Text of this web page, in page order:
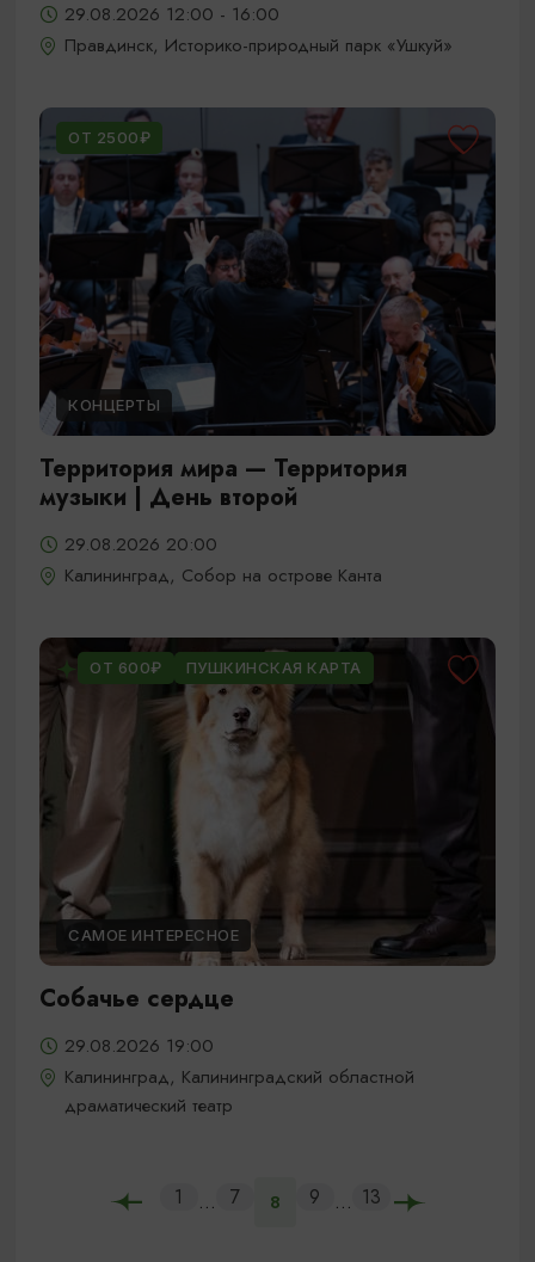
29.08.2026 12:00 - 16:00
Правдинск, Историко-природный парк «Ушкуй»
ОТ 2500₽
КОНЦЕРТЫ
Территория мира — Территория
музыки | День второй
29.08.2026 20:00
Калининград, Собор на острове Канта
ОТ 600₽ ПУШКИНСКАЯ КАРТА
САМОЕ ИНТЕРЕСНОЕ
Собачье сердце
29.08.2026 19:00
Калининград, Калининградский областной
драматический театр
1 ... 7 8 9 ... 13